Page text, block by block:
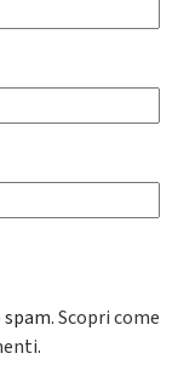
Scopri come
.